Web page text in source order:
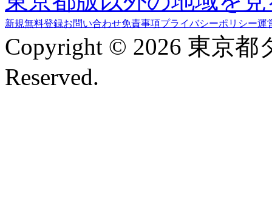
新規無料登録お問い合わせ免責事項プライバシーポリシー運
Copyright © 2026 東京
Reserved.